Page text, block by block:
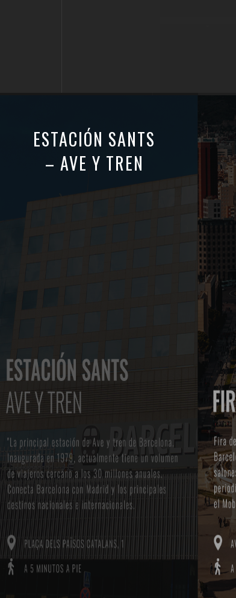
TORRE TARRAGONA 161
ESTACIÓN SANTS
– AVE Y TREN